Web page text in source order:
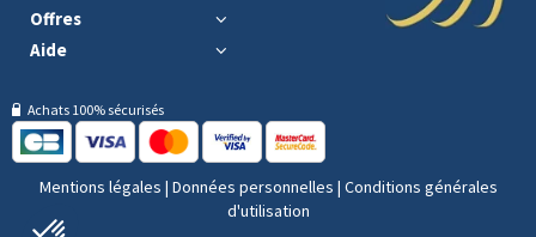
Offres
Aide
Achats 100% sécurisés
Mentions légales | Données personnelles | Conditions générales
d'utilisation